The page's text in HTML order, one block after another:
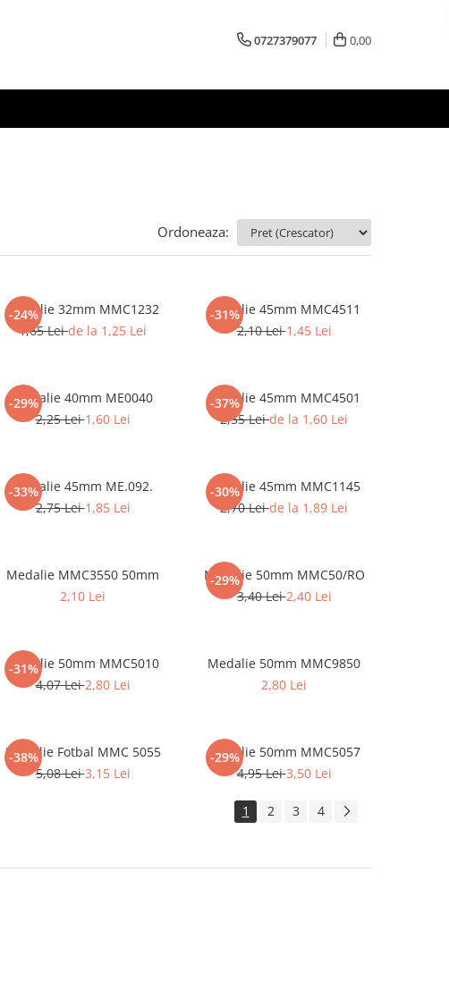
0727379077 0,00
Ordoneaza:
-24%
Medalie 32mm MMC1232
1,65 Leide la 1,25 Lei
-31%
Medalie 45mm MMC4511
2,10 Lei1,45 Lei
-29%
Medalie 40mm ME0040
2,25 Lei1,60 Lei
-37%
Medalie 45mm MMC4501
2,55 Leide la 1,60 Lei
-33%
Medalie 45mm ME.092.
2,75 Lei1,85 Lei
-30%
Medalie 45mm MMC1145
2,70 Leide la 1,89 Lei
Medalie MMC3550 50mm
2,10 Lei
-29%
Medalie 50mm MMC50/RO
3,40 Lei2,40 Lei
-31%
Medalie 50mm MMC5010
4,07 Lei2,80 Lei
Medalie 50mm MMC9850
2,80 Lei
-38%
Medalie Fotbal MMC 5055
5,08 Lei3,15 Lei
-29%
Medalie 50mm MMC5057
4,95 Lei3,50 Lei
1 2 3 4